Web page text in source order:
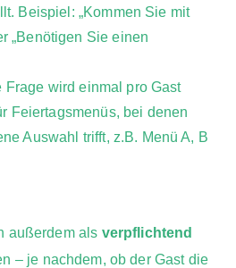
Beispiel: „Kommen Sie mit
„Benötigen Sie einen
wird einmal pro Gast
Feiertagsmenüs, bei denen
Auswahl trifft, z.B. Menü A, B
außerdem als verpflichtend
– je nachdem, ob der Gast die